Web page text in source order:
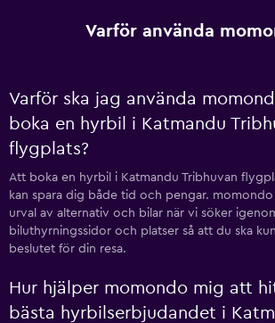
Varför använda
Varför ska jag använda
boka en hyrbil i Katmandu
flygplats?
Att boka en hyrbil i Katmandu Tribhuvan
kan spara dig både tid och pengar.
urval av alternativ och bilar när vi söker
biluthyrningssidor och platser så att du ska
beslutet för din resa.
Hur hjälper momondo mig att
bästa hyrbilserbjudandet i